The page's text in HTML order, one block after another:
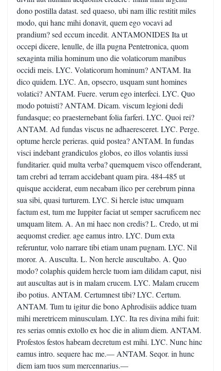
dono postilla datast. sed quaeso, ubi nam illic restitit miles
modo, qui hanc mihi donavit, quem ego vocavi ad
prandium? sed eccum incedit. ANTAMONIDES Ita ut
occepi dicere, lenulle, de illa pugna Pentetronica, quom
sexaginta milia hominum uno die volaticorum manibus
occidi meis. LYC. Volaticorum hominum? ANTAM. Ita
dico quidem. LYC. An, opsecro, usquam sunt homines
volatici? ANTAM. Fuere. verum ego interfeci. LYC. Quo
modo potuisti? ANTAM. Dicam. viscum legioni dedi
fundasque; eo praesternebant folia farferi. LYC. Quoi rei?
ANTAM. Ad fundas viscus ne adhaeresceret. LYC. Perge.
optume hercle perieras. quid postea? ANTAM. In fundas
visci indebant grandiculos globos, eo illos volantis iussi
funditarier. quid multa verba? quemquem visco offenderant,
tam crebri ad terram accidebant quam pira. 484-485 ut
quisque acciderat, eum necabam ilico per cerebrum pinna
sua sibi, quasi turturem. LYC. Si hercle istuc umquam
factum est, tum me Iuppiter faciat ut semper sacruficem nec
umquam litem. A. An mi haec non credis? L. Credo, ut mi
aequomst credier. age eamus intro. LYC. Dum exta
referuntur, volo narrare tibi etiam unam pugnam. LYC. Nil
moror. A. Ausculta. L. Non hercle auscultabo. A. Quo
modo? colaphis quidem hercle tuom iam dilidam caput, nisi
aut auscultas aut is in malam crucem. LYC. Malam crucem
ibo potius. ANTAM. Certumnest tibi? LYC. Certum.
ANTAM. Tum tu igitur die bono Aphrodisiis addice tuam
mihi meretricem minusculam. LYC. Ita res divina mihi fuit:
res serias omnis extollo ex hoc die in alium diem. ANTAM.
Profestos festos habeam decretum est mihi. LYC. Nunc hinc
eamus intro. sequere hac me.— ANTAM. Seqor. in hunc
diem iam tuos sum mercennarius.—